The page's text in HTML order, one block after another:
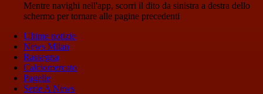
Mentre navighi nell'app, scorri il dito da sinistra a destra dello
schermo per tornare alle pagine precedenti
Ultime notizie
News Milan
Rassegna
Calciomercato
Pagelle
Serie A News